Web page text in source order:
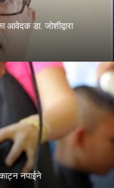
डा. जोशीद्वारा
नपाईने